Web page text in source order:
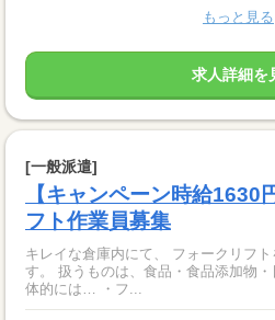
もっと見る
求人詳細を
[一般派遣]
【キャンペーン時給1630
フト作業員募集
キレイな倉庫内にて、 フォークリフ
す。 扱うものは、食品・食品添加物・日用雑貨など様々です。 ▼具
体的には… ・フ...